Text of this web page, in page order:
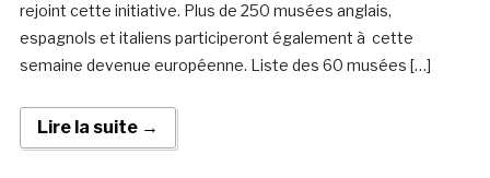
rejoint cette initiative. Plus de 250 musées anglais,
espagnols et italiens participeront également à cette
semaine devenue européenne. Liste des 60 musées […]
Lire la suite →